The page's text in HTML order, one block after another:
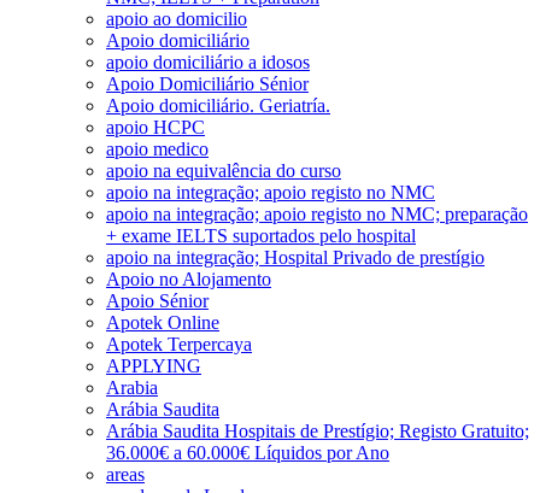
apoio ao domicilio
Apoio domiciliário
apoio domiciliário a idosos
Apoio Domiciliário Sénior
Apoio domiciliário. Geriatría.
apoio HCPC
apoio medico
apoio na equivalência do curso
apoio na integração; apoio registo no NMC
apoio na integração; apoio registo no NMC; preparação
+ exame IELTS suportados pelo hospital
apoio na integração; Hospital Privado de prestígio
Apoio no Alojamento
Apoio Sénior
Apotek Online
Apotek Terpercaya
APPLYING
Arabia
Arábia Saudita
Arábia Saudita Hospitais de Prestígio; Registo Gratuito;
36.000€ a 60.000€ Líquidos por Ano
areas